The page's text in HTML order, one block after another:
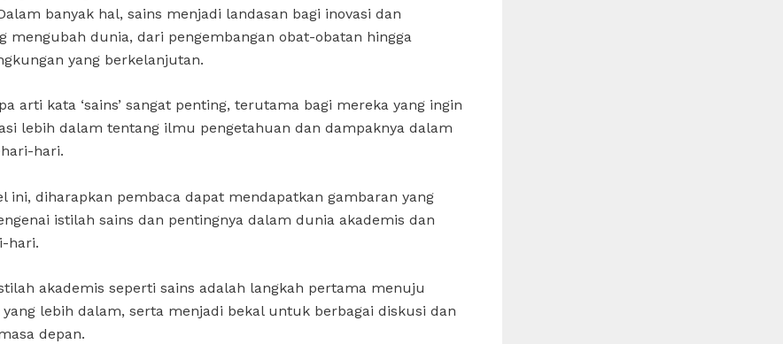
banyak hal, sains menjadi landasan bagi inovasi dan
mengubah dunia, dari pengembangan obat-obatan hingga
yang berkelanjutan.
arti kata ‘sains’ sangat penting, terutama bagi mereka yang ingin
lebih dalam tentang ilmu pengetahuan dan dampaknya dalam
hari.
ini, diharapkan pembaca dapat mendapatkan gambaran yang
istilah sains dan pentingnya dalam dunia akademis dan
hari.
akademis seperti sains adalah langkah pertama menuju
lebih dalam, serta menjadi bekal untuk berbagai diskusi dan
depan.